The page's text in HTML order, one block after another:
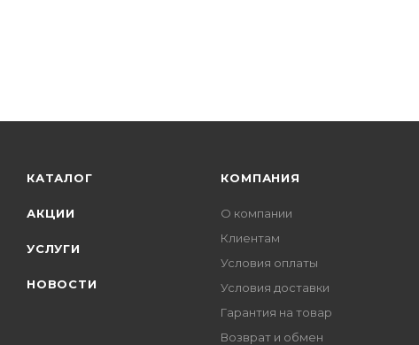
КАТАЛОГ
АКЦИИ
УСЛУГИ
НОВОСТИ
КОМПАНИЯ
О компании
Клиентам
Условия оплаты
Условия доставки
Гарантия на товар
Возврат и обмен